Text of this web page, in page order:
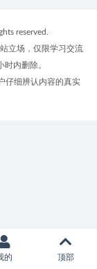
reserved.
立场，仅限学习交流
内删除。
仔细辨认内容的真实
的 顶部